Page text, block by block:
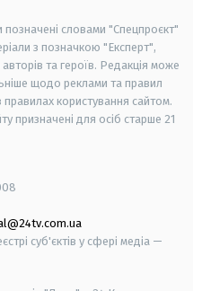
позначені словами "Спецпроєкт"
з позначкою "Експерт",
та героїв. Редакція може
щодо реклами та правил
користування сайтом.
призначені для осіб старше 21
суб'єктів у сфері медіа —